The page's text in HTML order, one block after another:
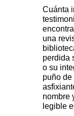
Cuánta
una
perdida
o su
puño
nombre
legible